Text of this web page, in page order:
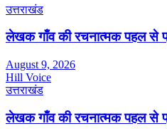
उत्तराखंड
लेखक गाँव की रचनात्मक पहल से
August 9, 2026
Hill Voice
उत्तराखंड
लेखक गाँव की रचनात्मक पहल से